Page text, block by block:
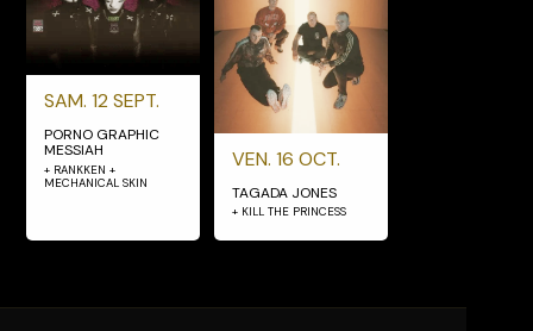
SAM. 12 SEPT.
PORNO GRAPHIC
MESSIAH
+ RANKKEN +
MECHANICAL SKIN
VEN. 16 OCT.
TAGADA JONES
+ KILL THE PRINCESS